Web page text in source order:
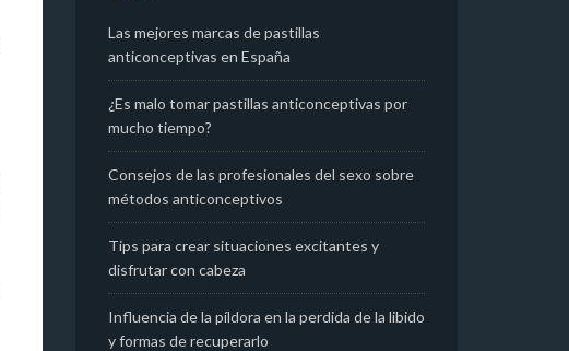
Las mejores marcas de pastillas
anticonceptivas en España​
¿Es malo tomar pastillas anticonceptivas por
mucho tiempo?
Consejos de las profesionales del sexo sobre
métodos anticonceptivos
Tips para crear situaciones excitantes y
disfrutar con cabeza
Influencia de la píldora en la perdida de la libido
y formas de recuperarlo